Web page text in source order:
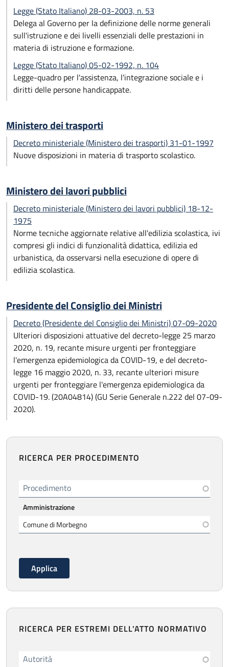
Legge (Stato Italiano) 28-03-2003, n. 53
Delega al Governo per la definizione delle norme generali
sull'istruzione e dei livelli essenziali delle prestazioni in
materia di istruzione e formazione.
Legge (Stato Italiano) 05-02-1992, n. 104
Legge-quadro per l'assistenza, l'integrazione sociale e i
diritti delle persone handicappate.
Ministero dei trasporti
Decreto ministeriale (Ministero dei trasporti) 31-01-1997
Nuove disposizioni in materia di trasporto scolastico.
Ministero dei lavori pubblici
Decreto ministeriale (Ministero dei lavori pubblici) 18-12-
1975
Norme tecniche aggiornate relative all'edilizia scolastica, ivi
compresi gli indici di funzionalità didattica, edilizia ed
urbanistica, da osservarsi nella esecuzione di opere di
edilizia scolastica.
Presidente del Consiglio dei Ministri
Decreto (Presidente del Consiglio dei Ministri) 07-09-2020
Ulteriori disposizioni attuative del decreto-legge 25 marzo
2020, n. 19, recante misure urgenti per fronteggiare
l'emergenza epidemiologica da COVID-19, e del decreto-
legge 16 maggio 2020, n. 33, recante ulteriori misure
urgenti per fronteggiare l'emergenza epidemiologica da
COVID-19. (20A04814) (GU Serie Generale n.222 del 07-09-
2020).
RICERCA PER PROCEDIMENTO
Procedimento
Amministrazione
RICERCA PER ESTREMI DELL'ATTO NORMATIVO
Autorità